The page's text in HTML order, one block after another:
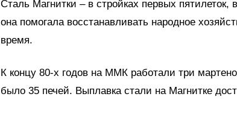
Сталь Магнитки – в стройках первых пятилеток,
она помогала восстанавливать народное
время.
К концу 80-х годов на ММК работали три
было 35 печей. Выплавка стали на Магнитке